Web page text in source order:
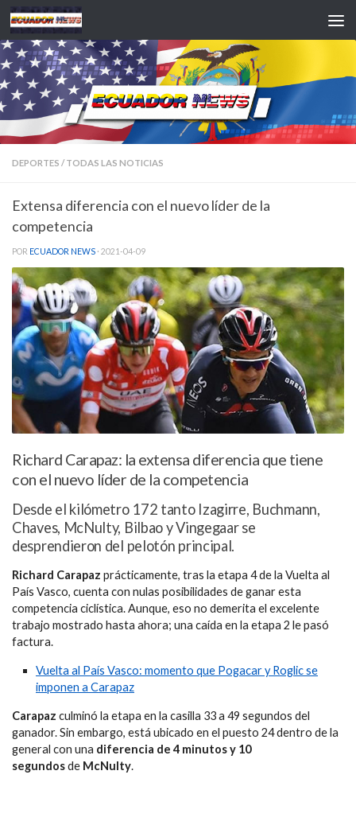
Saltar al contenido
DEPORTES / TODAS LAS NOTICIAS
Extensa diferencia con el nuevo líder de la
competencia
POR ECUADOR NEWS · 2021-04-09
Richard Carapaz: la extensa diferencia que tiene
con el nuevo líder de la competencia
Desde el kilómetro 172 tanto Izagirre, Buchmann,
Chaves, McNulty, Bilbao y Vingegaar se
desprendieron del pelotón principal.
Richard Carapaz prácticamente, tras la etapa 4 de la Vuelta al
País Vasco, cuenta con nulas posibilidades de ganar esta
competencia ciclística. Aunque, eso no demerita el excelente
trabajo mostrado hasta ahora; una caída en la etapa 2 le pasó
factura.
Vuelta al País Vasco: momento que Pogacar y Roglic se
imponen a Carapaz
Carapaz culminó la etapa en la casilla 33 a 49 segundos del
ganador. Sin embargo, está ubicado en el puesto 24 dentro de la
general con una diferencia de 4 minutos y 10
segundosde McNulty.